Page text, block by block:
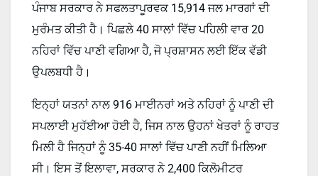
ਪੰਜਾਬ ਸਰਕਾਰ ਨੇ ਸਫਲਤਾਪੂਰਵਕ 15,914 ਜਲ ਮਾਰਗਾਂ ਦੀ
ਮੁਰੰਮਤ ਕੀਤੀ ਹੈ। ਪਿਛਲੇ 40 ਸਾਲਾਂ ਵਿੱਚ ਪਹਿਲੀ ਵਾਰ 20
ਨਹਿਰਾਂ ਵਿੱਚ ਪਾਣੀ ਵਗਿਆ ਹੈ, ਜੋ ਪ੍ਰਸ਼ਾਸਨ ਲਈ ਇੱਕ ਵੱਡੀ
ਉਪਲਬਧੀ ਹੈ।
ਇਨ੍ਹਾਂ ਯਤਨਾਂ ਨਾਲ 916 ਮਾਈਨਰਾਂ ਅਤੇ ਨਹਿਰਾਂ ਨੂੰ ਪਾਣੀ ਦੀ
ਸਪਲਾਈ ਮੁਹੱਈਆ ਹੋਈ ਹੈ, ਜਿਸ ਨਾਲ ਉਹਨਾਂ ਖੇਤਰਾਂ ਨੂੰ ਰਾਹਤ
ਮਿਲੀ ਹੈ ਜਿਨ੍ਹਾਂ ਨੂੰ 35-40 ਸਾਲਾਂ ਵਿੱਚ ਪਾਣੀ ਨਹੀਂ ਮਿਲਿਆ
ਸੀ। ਇਸ ਤੋਂ ਇਲਾਵਾ, ਸਰਕਾਰ ਨੇ 2,400 ਕਿਲੋਮੀਟਰ